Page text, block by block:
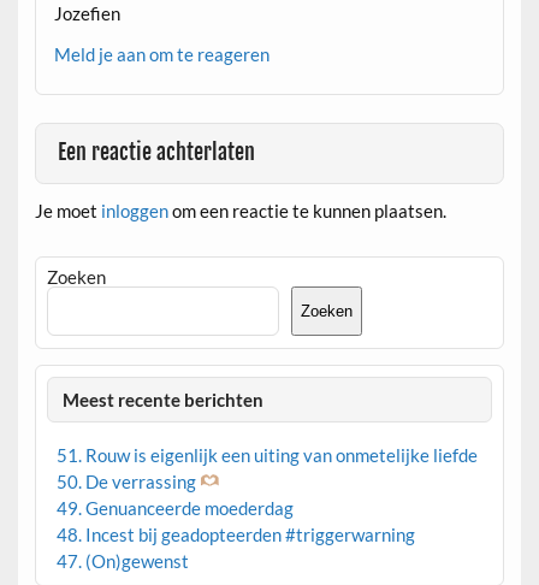
Jozefien
Meld je aan om te reageren
Een reactie achterlaten
Je moet inloggenom een reactie te kunnen plaatsen.
Zoeken
Zoeken
Meest recente berichten
51. Rouw is eigenlijk een uiting van onmetelijke liefde
50. De verrassing
49. Genuanceerde moederdag
48. Incest bij geadopteerden #triggerwarning
47. (On)gewenst